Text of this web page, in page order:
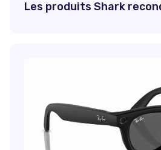
Les produits Shark